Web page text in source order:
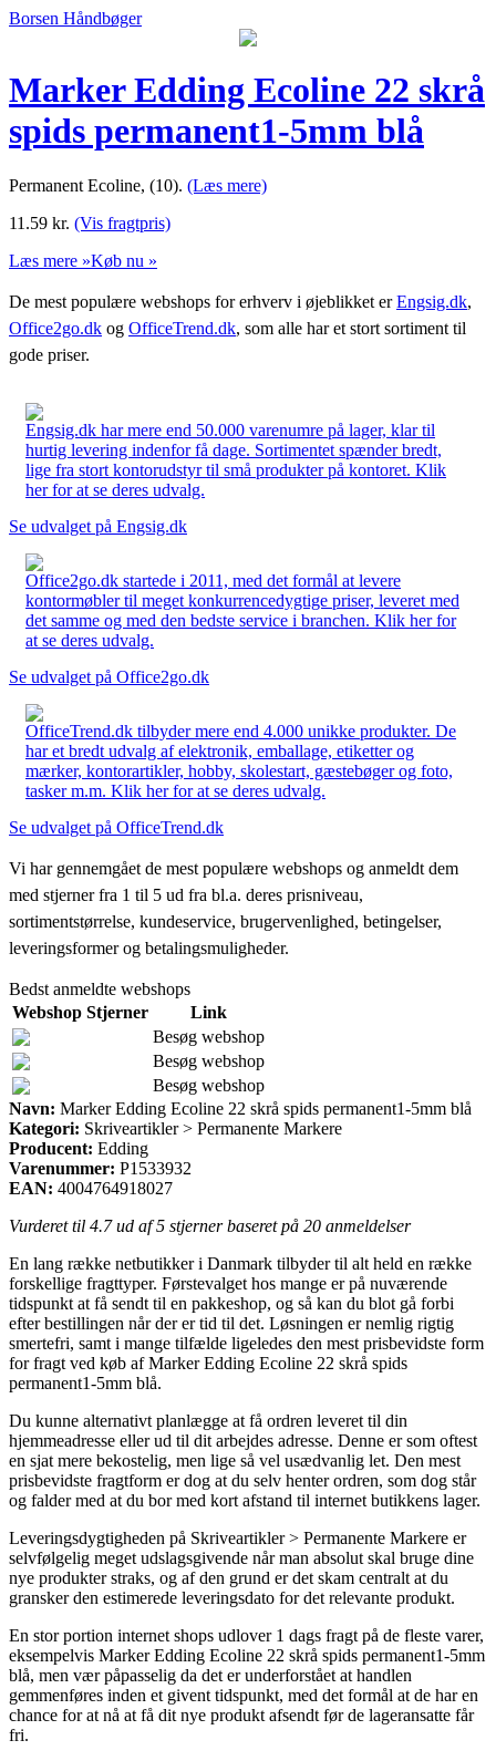
Borsen Håndbøger
Marker Edding Ecoline 22 skrå
spids permanent1-5mm blå
Permanent Ecoline, (10). (Læs mere)
11.59 kr. (Vis fragtpris)
Læs mere »Køb nu »
De mest populære webshops for erhverv i øjeblikket erEngsig.dk,
Office2go.dk og OfficeTrend.dk, som alle har et stort sortiment til
gode priser.
Engsig.dk har mere end 50.000 varenumre på lager, klar til
hurtig levering indenfor få dage. Sortimentet spænder bredt,
lige fra stort kontorudstyr til små produkter på kontoret. Klik
her for at se deres udvalg.
Se udvalget på Engsig.dk
Office2go.dk startede i 2011, med det formål at levere
kontormøbler til meget konkurrencedygtige priser, leveret med
det samme og med den bedste service i branchen. Klik her for
at se deres udvalg.
Se udvalget på Office2go.dk
OfficeTrend.dk tilbyder mere end 4.000 unikke produkter. De
har et bredt udvalg af elektronik, emballage, etiketter og
mærker, kontorartikler, hobby, skolestart, gæstebøger og foto,
tasker m.m. Klik her for at se deres udvalg.
Se udvalget på OfficeTrend.dk
Vi har gennemgået de mest populære webshops og anmeldt dem
med stjerner fra 1 til 5 ud fra bl.a. deres prisniveau,
sortimentstørrelse, kundeservice, brugervenlighed, betingelser,
leveringsformer og betalingsmuligheder.
Bedst anmeldte webshops
Webshop Stjerner
Link
Besøg webshop
Besøg webshop
Besøg webshop
Navn: Marker Edding Ecoline 22 skrå spids permanent1-5mm blå
Kategori: Skriveartikler > Permanente Markere
Producent: Edding
Varenummer: P1533932
EAN: 4004764918027
Vurderet til 4.7ud af 5 stjerner baseret på 20 anmeldelser
En lang række netbutikker i Danmark tilbyder til alt held en række
forskellige fragttyper. Førstevalget hos mange er på nuværende
tidspunkt at få sendt til en pakkeshop, og så kan du blot gå forbi
efter bestillingen når der er tid til det. Løsningen er nemlig rigtig
smertefri, samt i mange tilfælde ligeledes den mest prisbevidste form
for fragt ved køb af Marker Edding Ecoline 22 skrå spids
permanent1-5mm blå.
Du kunne alternativt planlægge at få ordren leveret til din
hjemmeadresse eller ud til dit arbejdes adresse. Denne er som oftest
en sjat mere bekostelig, men lige så vel usædvanlig let. Den mest
prisbevidste fragtform er dog at du selv henter ordren, som dog står
og falder med at du bor med kort afstand til internet butikkens lager.
Leveringsdygtigheden på Skriveartikler > Permanente Markere er
selvfølgelig meget udslagsgivende når man absolut skal bruge dine
nye produkter straks, og af den grund er det skam centralt at du
gransker den estimerede leveringsdato for det relevante produkt.
En stor portion internet shops udlover 1 dags fragt på de fleste varer,
eksempelvis Marker Edding Ecoline 22 skrå spids permanent1-5mm
blå, men vær påpasselig da det er underforstået at handlen
gemmenføres inden et givent tidspunkt, med det formål at de har en
chance for at nå at få dit nye produkt afsendt før de lageransatte får
fri.